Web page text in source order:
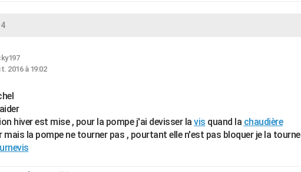
2016 à 19:02
hiver est mise , pour la pompe j'ai devisser la vis quand la chaudière
la pompe ne tourner pas , pourtant elle n'est pas bloquer je la tourne